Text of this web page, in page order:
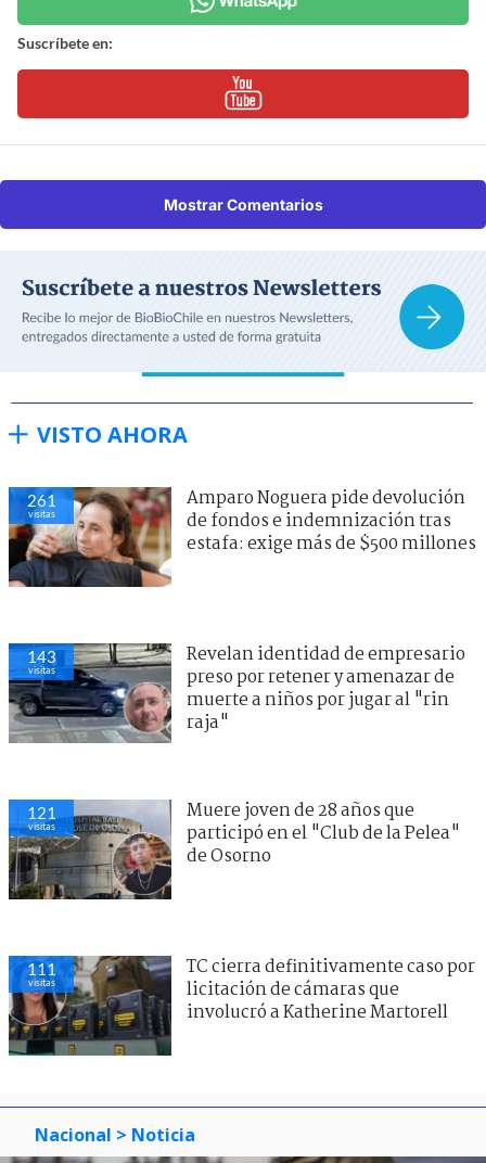
Suscríbete en:
Mostrar Comentarios
VISTO AHORA
261
visitas
Amparo Noguera pide devolución
de fondos e indemnización tras
estafa: exige más de $500 millones
143
visitas
Revelan identidad de empresario
preso por retener y amenazar de
muerte a niños por jugar al "rin
raja"
121
visitas
Muere joven de 28 años que
participó en el "Club de la Pelea"
de Osorno
111
visitas
TC cierra definitivamente caso por
licitación de cámaras que
involucró a Katherine Martorell
Nacional > Noticia